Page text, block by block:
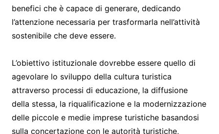
benefici che è capace di generare, dedicando
l’attenzione necessaria per trasformarla nell’attività
sostenibile che deve essere.
L’obiettivo istituzionale dovrebbe essere quello di
agevolare lo sviluppo della cultura turistica
attraverso processi di educazione, la diffusione
della stessa, la riqualificazione e la modernizzazione
delle piccole e medie imprese turistiche basandosi
sulla concertazione con le autorità turistiche,